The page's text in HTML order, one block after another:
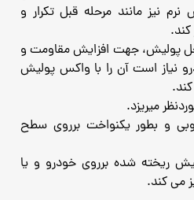
نیز مانند مرحله قبل تکرار و
پولیش، جهت افزایش مقاومت و
نیاز است آن را با واکس پولیش
میریزد.
و بطور یکنواخت برروی سطح
ریخته شده برروی خودرو و یا
می کند.